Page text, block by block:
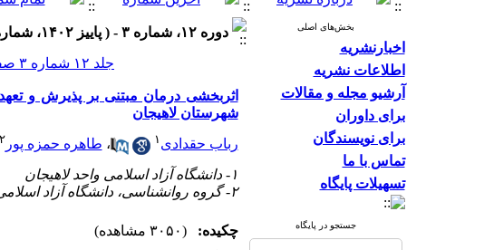
بخش‌های اصلی
اخبارنشریه
اطلاعات نشریه
آرشیو مجله و مقالات
برای داوران
برای نویسندگان
تماس با ما
تسهیلات پایگاه
جستجو در پایگاه
دوره ۱۲، شماره ۳ - ( پاییز ۱۴۰۲، شماره ۴۶ ۱۴۰۲ )
جلد ۱۲ شماره ۳ صفحات ۵۱-۴۲
اثربخشی درمان مبتنی بر پذیرش و
شهرستان لاهیجان
رباب حقدادی ۱ ، طاهره حمزه پور ۲
۱- دانشگاه آزاد اسلامی واحد لاهیجان
۲- گروه روانشناسی، دانشگاه آزاد اسلامی واحد لاهیجان ،
چکیده:
(۳۰۵۰ مشاهده)